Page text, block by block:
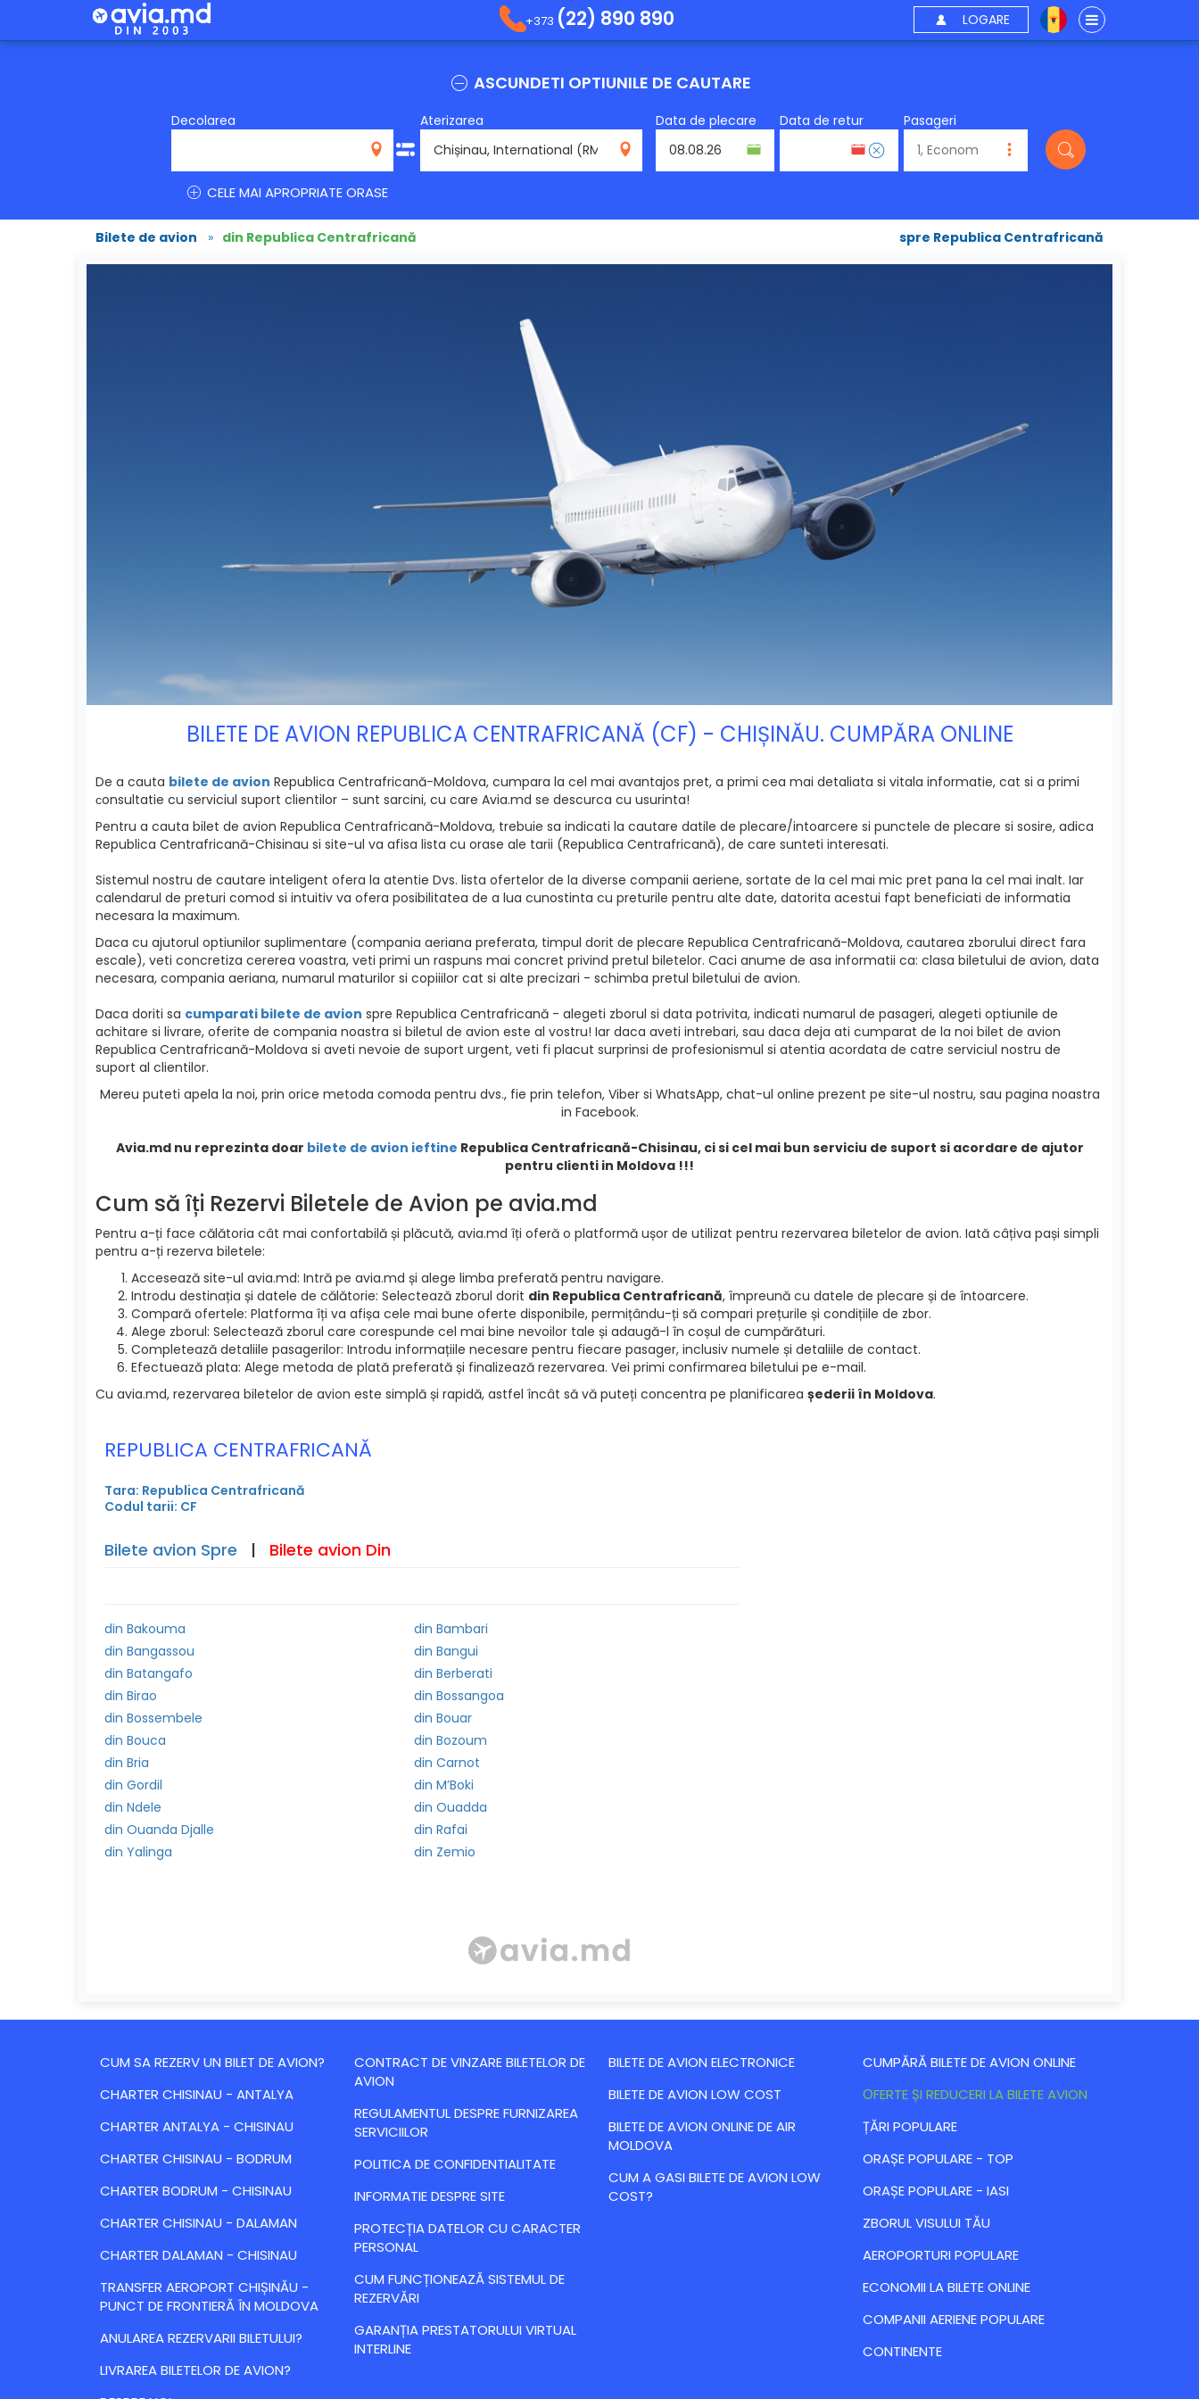
+373 (22) 890 890 LOGARE
ASCUNDETI OPTIUNILE DE CAUTARE
Decolarea
Aterizarea
RMO
Data de plecare Data de retur Pasageri
CELE MAI APROPRIATE ORASE
Bilete de avion » din Republica Centrafricană spre Republica Centrafricană
BILETE DE AVION REPUBLICA CENTRAFRICANĂ (CF) - CHIȘINĂU. CUMPĂRA ONLINE
De a cauta bilete de avion Republica Centrafricană-Moldova, cumpara la cel mai avantajos pret, a primi cea mai detaliata si vitala informatie, cat si a primi
сonsultatie cu serviciul suport clientilor – sunt sarcini, cu care Avia.md se descurca cu usurinta!
Pentru a cauta bilet de avion Republica Centrafricană-Moldova, trebuie sa indicati la cautare datile de plecare/intoarcere si punctele de plecare si sosire, adica
Republica Centrafricană-Chisinau si site-ul va afisa lista cu orase ale tarii (Republica Centrafricană), de care sunteti interesati.
Sistemul nostru de cautare inteligent ofera la atentie Dvs. lista ofertelor de la diverse companii aeriene, sortate de la cel mai mic pret pana la cel mai inalt. Iar
calendarul de preturi comod si intuitiv va ofera posibilitatea de a lua cunostinta cu preturile pentru alte date, datorita acestui fapt beneficiati de informatia
necesara la maximum.
Daca cu ajutorul optiunilor suplimentare (compania aeriana preferata, timpul dorit de plecare Republica Centrafricană-Moldova, cautarea zborului direct fara
escale), veti concretiza cererea voastra, veti primi un raspuns mai concret privind pretul biletelor. Caci anume de asa informatii ca: clasa biletului de avion, data
necesara, compania aeriana, numarul maturilor si copiiilor cat si alte precizari - schimba pretul biletului de avion.
Daca doriti sa cumparati bilete de avion spre Republica Centrafricană - alegeti zborul si data potrivita, indicati numarul de pasageri, alegeti optiunile de
achitare si livrare, oferite de compania noastra si biletul de avion este al vostru! Iar daca aveti intrebari, sau daca deja ati cumparat de la noi bilet de avion
Republica Centrafricană-Moldova si aveti nevoie de suport urgent, veti fi placut surprinsi de profesionismul si atentia acordata de catre serviciul nostru de
suport al clientilor.
Mereu puteti apela la noi, prin orice metoda comoda pentru dvs., fie prin telefon, Viber si WhatsApp, chat-ul online prezent pe site-ul nostru, sau pagina noastra
in Facebook.
Avia.md nu reprezinta doar bilete de avion ieftine Republica Centrafricană-Chisinau, ci si cel mai bun serviciu de suport si acordare de ajutor
pentru clienti in Moldova !!!
Cum să îți Rezervi Biletele de Avion pe avia.md
Pentru a-ți face călătoria cât mai confortabilă și plăcută, avia.md îți oferă o platformă ușor de utilizat pentru rezervarea biletelor de avion. Iată câțiva pași simpli
pentru a-ți rezerva biletele:
Accesează site-ul avia.md: Intră pe avia.md și alege limba preferată pentru navigare.
Introdu destinația și datele de călătorie: Selectează zborul dorit din Republica Centrafricană, împreună cu datele de plecare și de întoarcere.
Compară ofertele: Platforma îți va afișa cele mai bune oferte disponibile, permițându-ți să compari prețurile și condițiile de zbor.
Alege zborul: Selectează zborul care corespunde cel mai bine nevoilor tale și adaugă-l în coșul de cumpărături.
Completează detaliile pasagerilor: Introdu informațiile necesare pentru fiecare pasager, inclusiv numele și detaliile de contact.
Efectuează plata: Alege metoda de plată preferată și finalizează rezervarea. Vei primi confirmarea biletului pe e-mail.
Cu avia.md, rezervarea biletelor de avion este simplă și rapidă, astfel încât să vă puteți concentra pe planificarea șederii în Moldova.
REPUBLICA CENTRAFRICANĂ
Tara: Republica Centrafricană
Codul tarii: CF
Bilete avion Spre | Bilete avion Din
din Bakouma
din Bambari
din Bangassou
din Bangui
din Batangafo
din Berberati
din Birao
din Bossangoa
din Bossembele
din Bouar
din Bouca
din Bozoum
din Bria
din Carnot
din Gordil
din M’Boki
din Ndele
din Ouadda
din Ouanda Djalle
din Rafai
din Yalinga
din Zemio
CUM SA REZERV UN BILET DE AVION?
CHARTER CHISINAU - ANTALYA
CHARTER ANTALYA - CHISINAU
CHARTER CHISINAU - BODRUM
CHARTER BODRUM - CHISINAU
CHARTER CHISINAU - DALAMAN
CHARTER DALAMAN - CHISINAU
TRANSFER AEROPORT CHIȘINĂU -
PUNCT DE FRONTIERĂ ÎN MOLDOVA
ANULAREA REZERVARII BILETULUI?
LIVRAREA BILETELOR DE AVION?
CONTRACT DE VINZARE BILETELOR DE
AVION
REGULAMENTUL DESPRE FURNIZAREA
SERVICIILOR
POLITICA DE CONFIDENTIALITATE
INFORMATIE DESPRE SITE
PROTECȚIA DATELOR CU CARACTER
PERSONAL
CUM FUNCȚIONEAZĂ SISTEMUL DE
REZERVĂRI
GARANȚIA PRESTATORULUI VIRTUAL
INTERLINE
BILETE DE AVION ELECTRONICE
BILETE DE AVION LOW COST
BILETE DE AVION ONLINE DE AIR
MOLDOVA
CUM A GASI BILETE DE AVION LOW
COST?
CUMPĂRĂ BILETE DE AVION ONLINE
ОFERTE ȘI REDUCERI LA BILETE AVION
ȚĂRI POPULARE
ORAȘE POPULARE - TOP
ORAȘE POPULARE - IASI
ZBORUL VISULUI TĂU
AEROPORTURI POPULARE
ECONOMII LA BILETE ONLINE
COMPANII AERIENE POPULARE
CONTINENTE